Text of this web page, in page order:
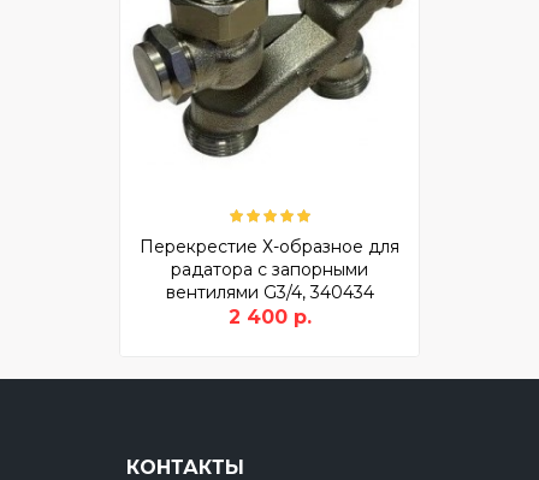
Перекрестие Х-образное для
радатора с запорными
вентилями G3/4, 340434
2 400 р.
КОНТАКТЫ